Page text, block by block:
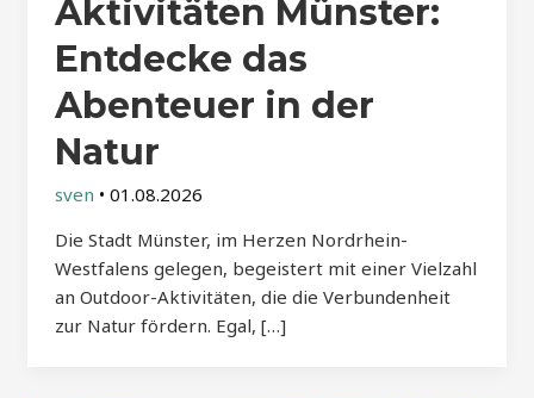
Aktivitäten Münster:
Entdecke das
Abenteuer in der
Natur
sven • 01.08.2026
Die Stadt Münster, im Herzen Nordrhein-
Westfalens gelegen, begeistert mit einer Vielzahl
an Outdoor-Aktivitäten, die die Verbundenheit
zur Natur fördern. Egal, […]